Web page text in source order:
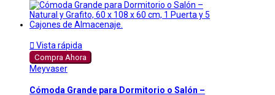
 Vista rápida
Compra Ahora
Meyvaser
Cómoda Grande para Dormitorio o Salón –